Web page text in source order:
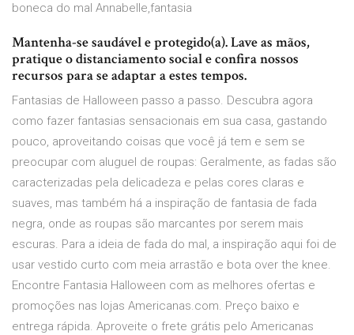
boneca do mal Annabelle,fantasia
Mantenha-se saudável e protegido(a). Lave as mãos,
pratique o distanciamento social e confira nossos
recursos para se adaptar a estes tempos.
Fantasias de Halloween passo a passo. Descubra agora
como fazer fantasias sensacionais em sua casa, gastando
pouco, aproveitando coisas que você já tem e sem se
preocupar com aluguel de roupas: Geralmente, as fadas são
caracterizadas pela delicadeza e pelas cores claras e
suaves, mas também há a inspiração de fantasia de fada
negra, onde as roupas são marcantes por serem mais
escuras. Para a ideia de fada do mal, a inspiração aqui foi de
usar vestido curto com meia arrastão e bota over the knee.
Encontre Fantasia Halloween com as melhores ofertas e
promoções nas lojas Americanas.com. Preço baixo e
entrega rápida. Aproveite o frete grátis pelo Americanas